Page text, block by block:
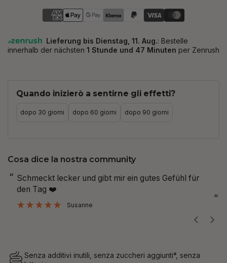
Quando inizierò a sentirne gli effetti?
dopo 30 giorni dopo 60 giorni dopo 90 giorni
Cosa dice la nostra community
“
”
Haut, Haare, inneres Wohlbefinden haben sich
positiv geändert.
Anonimo
Senza additivi inutili, senza zuccheri aggiunti*, senza